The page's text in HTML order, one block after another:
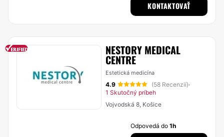
KONTAKTOVAŤ
NESTORY MEDICAL
CENTRE
Estetická medicína
4.9 (58 Recenzií)·
1 Skutočný príbeh
Vojvodská 8, Košice
Odpovedá do1h